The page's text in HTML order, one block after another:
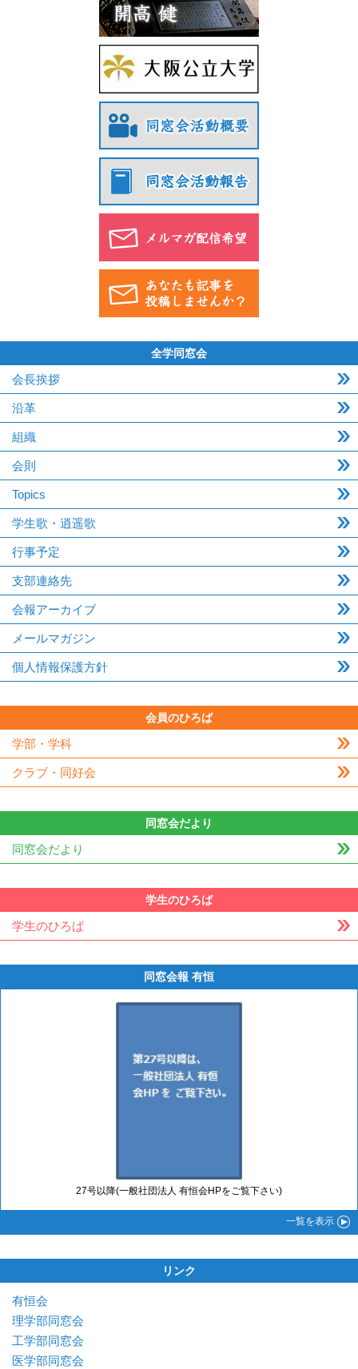
全学同窓会
会長挨拶
沿革
組織
会則
Topics
学生歌・逍遥歌
行事予定
支部連絡先
会報アーカイブ
メールマガジン
個人情報保護方針
会員のひろば
学部・学科
クラブ・同好会
同窓会だより
同窓会だより
学生のひろば
学生のひろば
同窓会報 有恒
27号以降(一般社団法人 有恒会HPをご覧下さい)
一覧を表示
リンク
有恒会
理学部同窓会
工学部同窓会
医学部同窓会